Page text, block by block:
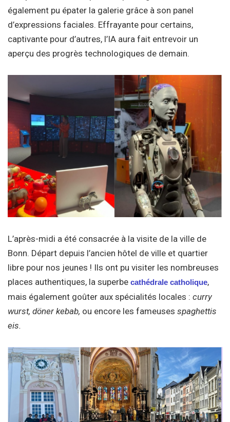
également pu épater la galerie grâce à son panel
d’expressions faciales. Effrayante pour certains,
captivante pour d’autres, l’IA aura fait entrevoir un
aperçu des progrès technologiques de demain.
L’après-midi a été consacrée à la visite de la ville de
Bonn. Départ depuis l’ancien hôtel de ville et quartier
libre pour nos jeunes ! Ils ont pu visiter les nombreuses
places authentiques, la superbe cathédrale catholique,
mais également goûter aux spécialités locales : curry
wurst, döner kebab, ou encore les fameuses spaghettis
eis.